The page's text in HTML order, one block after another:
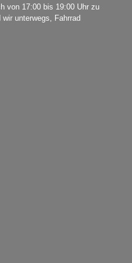
von 17:00 bis 19:00 Uhr zu
unterwegs, Fahrrad